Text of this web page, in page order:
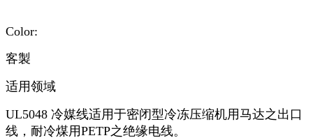
Color:
客製
适用领域
UL5048 冷媒线适用于密闭型冷冻压缩机用马达之出口
线，耐冷煤用PETP之绝缘电线。